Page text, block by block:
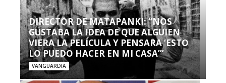
DIRECTOR DE MATAPANKI: “NOS
GUSTABA LA IDEA DE QUE ALGUIEN
VIERA LA PELÍCULA Y PENSARA ‘ESTO
LO PUEDO HACER EN MI CASA’”
VANGUARDIA